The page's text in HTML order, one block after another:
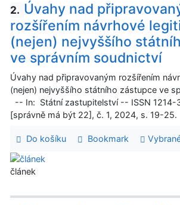
2. Úvahy nad
rozšířením návrhové
(nejen) nejvyššího
ve správním soudnictví
Úvahy nad připravovaným rozšířením
(nejen) nejvyššího státního zástupce ve
-- In: Státní zastupitelství -- ISSN 1214-
[správně má být 22], č. 1, 2024, s. 19-25.
Do košíku Bookmark
článek